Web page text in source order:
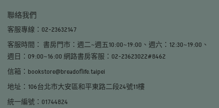
聯絡我們
客服專線：02-23632147
客服時間： 書房門市：週二~週五10:00~19:00、週六：12:30~19:00、
週日：09:00~16:00 網路書房客服：02-23623022#8462
信箱：bookstore@breadoflife.taipei
地址：106台北市大安區和平東路二段24號11樓
統一編號：01744824